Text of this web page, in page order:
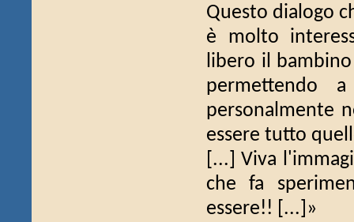
Questo dialogo
è molto
libero il
permettendo
personalmente
essere tutto
[...] Viva
che fa
essere!! [...]»